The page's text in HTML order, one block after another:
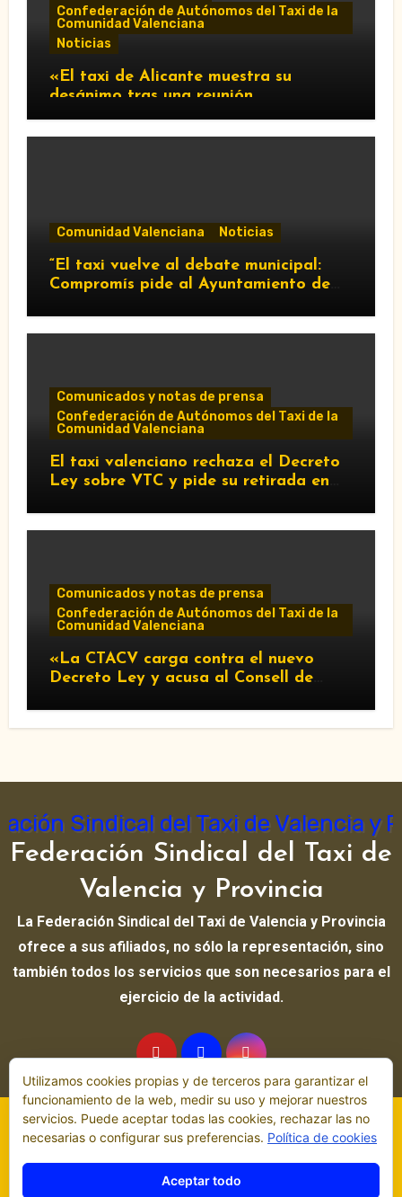
Confederación de Autónomos del Taxi de la
Comunidad Valenciana
Noticias
«El taxi de Alicante muestra su
desánimo tras una reunión
Decreto Ley 5/2026»
Comunidad Valenciana Noticias
“El taxi vuelve al debate municipal:
Compromís pide al Ayuntamiento de
reclame cambios en la regulación de
Comunicados y notas de prensa
Confederación de Autónomos del Taxi de la
Comunidad Valenciana
El taxi valenciano rechaza el Decreto
Ley sobre VTC y pide su retirada en
Comunicados y notas de prensa
Confederación de Autónomos del Taxi de la
Comunidad Valenciana
«La CTACV carga contra el nuevo
Decreto Ley y acusa al Consell de
Federación Sindical del Taxi de
Valencia y Provincia
La Federación Sindical del Taxi de Valencia y Provincia
ofrece a sus afiliados, no sólo la representación, sino
también todos los servicios que son necesarios para el
ejercicio de la actividad.
Copyright © All rights reserved |Blogus porThemeansar
Utilizamos cookies propias y de terceros para garantizar el
funcionamiento de la web, medir su uso y mejorar nuestros
servicios. Puede aceptar todas las cookies, rechazar las no
necesarias o configurar sus preferencias. Política de cookies
Aceptar todo